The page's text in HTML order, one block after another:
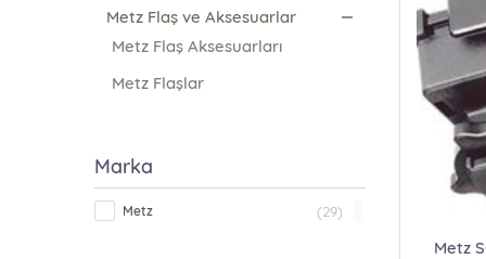
Metz Flaş ve Aksesuarlar
Metz Flaş Aksesuarları
Metz Flaşlar
Marka
Metz (29)
Metz